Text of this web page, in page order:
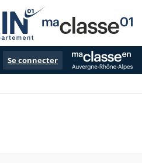
Se connecter